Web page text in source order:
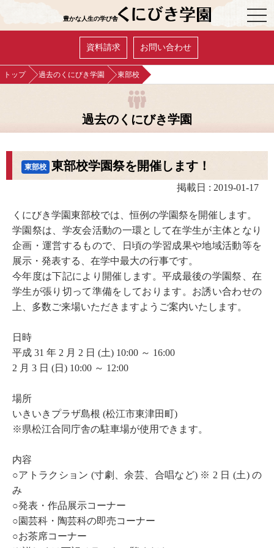
豊かな人生の学び舎
資料請求 お問い合わせ
トップ 過去のくにびき学園 東部校
過去のくにびき学園
東部校 東部校学園祭を開催します！
掲載日 : 2019-01-17
くにびき学園東部校では、恒例の学園祭を開催します。
学園祭は、学友会活動の一環として在学生が主体となり
企画・運営するもので、日頃の学習成果や地域活動等を
展示・発表する、在学中最大の行事です。
今年度は下記により開催します。平成最後の学園祭、在
学生が張り切って準備をしております。お誘い合わせの
上、多数ご来場いただきますようご案内いたします。
日時
平成 31 年 2 月 2 日 (土) 10:00 ～ 16:00
2 月 3 日 (日) 10:00 ～ 12:00
場所
いきいきプラザ島根 (松江市東津田町)
※県松江合同庁舎の駐車場が使用できます。
内容
○アトラクション (寸劇、余芸、合唱など) ※ 2 日 (土) の
み
○発表・作品展示コーナー
○園芸科・陶芸科の即売コーナー
○お茶席コーナー